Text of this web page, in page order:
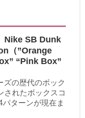
Nike SB Dunk
（”Orange
“Pink Box”
ズの歴代のボック
されたボックスコ
ターンが現在ま